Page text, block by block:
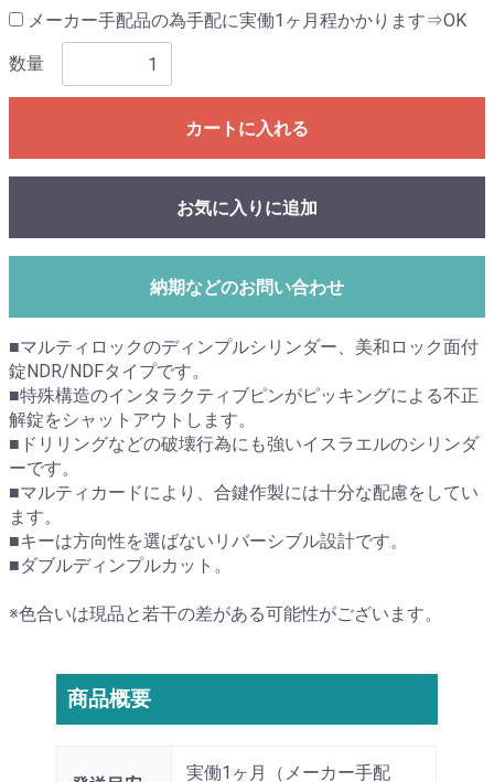
メーカー手配品の為手配に実働1ヶ月程かかります⇒OK
数量
カートに入れる
お気に入りに追加
納期などのお問い合わせ
■マルティロックのディンプルシリンダー、美和ロック面付
錠NDR/NDFタイプです。
■特殊構造のインタラクティブピンがピッキングによる不正
解錠をシャットアウトします。
■ドリリングなどの破壊行為にも強いイスラエルのシリンダ
ーです。
■マルティカードにより、合鍵作製には十分な配慮をしてい
ます。
■キーは方向性を選ばないリバーシブル設計です。
■ダブルディンプルカット。
※色合いは現品と若干の差がある可能性がございます。
商品概要
実働1ヶ月（メーカー手配